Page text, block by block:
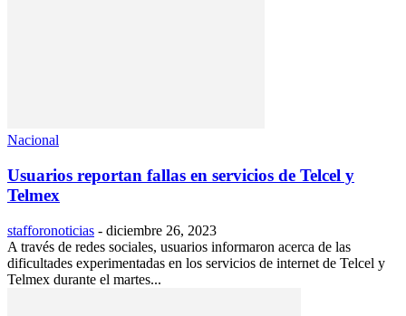
Nacional
Usuarios reportan fallas en servicios de Telcel y
Telmex
stafforonoticias - diciembre 26, 2023
A través de redes sociales, usuarios informaron acerca de las
dificultades experimentadas en los servicios de internet de Telcel y
Telmex durante el martes...